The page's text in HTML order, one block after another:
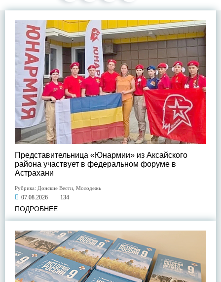
Представительница «Юнармии» из Аксайского
района участвует в федеральном форуме в
Астрахани
Рубрика: Донские Вести Молодежь
07.08.2026 134
ПОДРОБНЕЕ